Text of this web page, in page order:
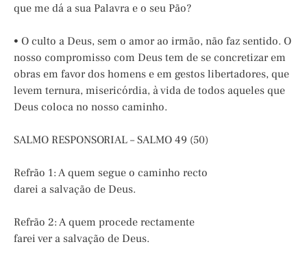
que me dá a sua Palavra e o seu Pão?
• O culto a Deus, sem o amor ao irmão, não faz sentido. O
nosso compromisso com Deus tem de se concretizar em
obras em favor dos homens e em gestos libertadores, que
levem ternura, misericórdia, à vida de todos aqueles que
Deus coloca no nosso caminho.
SALMO RESPONSORIAL – SALMO 49 (50)
Refrão 1: A quem segue o caminho recto
darei a salvação de Deus.
Refrão 2: A quem procede rectamente
farei ver a salvação de Deus.